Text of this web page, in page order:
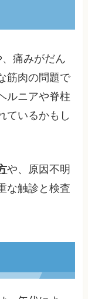
痛みがだん
筋肉の問題で
ルニアや脊柱
ているかもし
や、原因不明
な触診と検査